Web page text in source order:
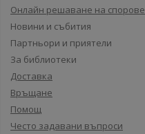
Онлайн решаване на спорове
Новини и събития
Партньори и приятели
За библиотеки
Доставка
Връщане
Помощ
Често задавани въпроси